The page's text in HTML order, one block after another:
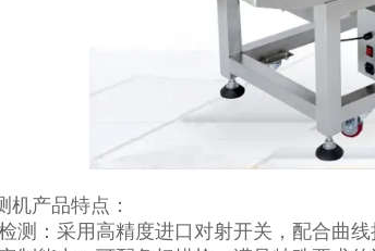
机产品特点：
测：采用高精度进口对射开关，配合曲